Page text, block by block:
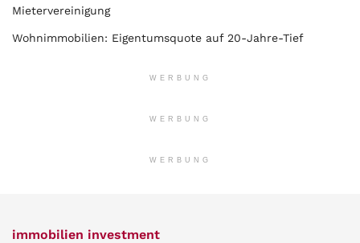
Mietervereinigung
Wohnimmobilien: Eigentumsquote auf 20-Jahre-Tief
WERBUNG
WERBUNG
WERBUNG
immobilien investment